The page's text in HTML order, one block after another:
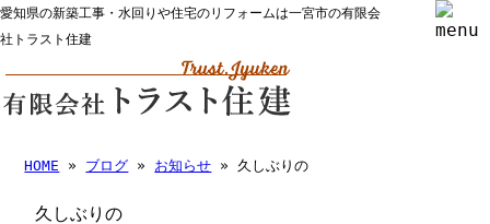
愛知県の新築工事・水回りや住宅のリフォームは一宮市の有限会
社トラスト住建
HOME » ブログ » お知らせ » 久しぶりの
久しぶりの